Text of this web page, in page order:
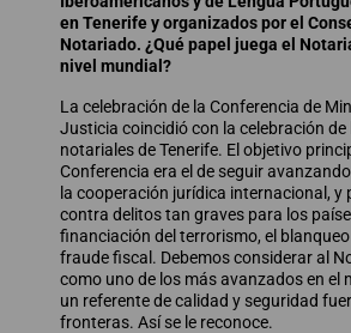
en Tenerife y organizados por el
Notariado. ¿Qué papel juega el
nivel mundial?
La celebración de la Conferencia de
Justicia coincidió con la celebración
notariales de Tenerife. El objetivo
Conferencia era el de seguir
la cooperación jurídica internacional, y
contra delitos tan graves para los
financiación del terrorismo, el blanqueo
fraude fiscal. Debemos considerar al
como uno de los más avanzados en el
un referente de calidad y seguridad
fronteras. Así se le reconoce.